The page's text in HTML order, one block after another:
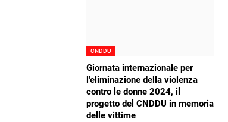
CNDDU
Giornata internazionale per
l'eliminazione della violenza
contro le donne 2024, il
progetto del CNDDU in memoria
delle vittime